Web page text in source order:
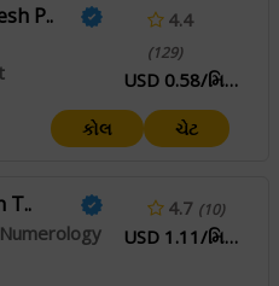
P.. 4.4
(129)
USD 0.58/મિનિટ
કોલ ચેટ
T.. 4.7 (10)
USD 1.11/મિનિટ